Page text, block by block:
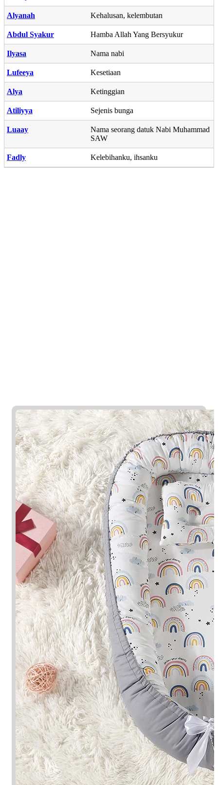
Alyanah Kehalusan, kelembutan
Abdul Syakur Hamba Allah Yang Bersyukur
Ilyasa Nama nabi
Lufeeya Kesetiaan
Alya Ketinggian
Atiliyya Sejenis bunga
Luaay
Nama seorang datuk Nabi Muhammad
SAW
Fadly Kelebihanku, ihsanku